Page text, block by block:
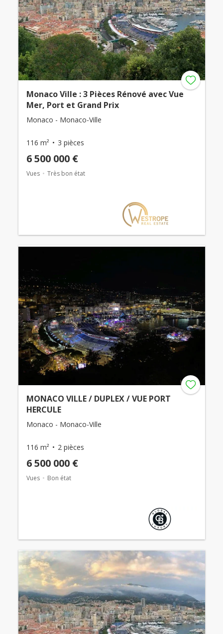
Monaco Ville : 3 Pièces Rénové avec Vue
Mer, Port et Grand Prix
Monaco - Monaco-Ville
116 m² 3 pièces
6 500 000 €
Vues Très bon état
MONACO VILLE / DUPLEX / VUE PORT
HERCULE
Monaco - Monaco-Ville
116 m² 2 pièces
6 500 000 €
Vues Bon état